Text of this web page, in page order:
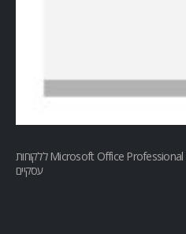
מיקרוסופט אופיס פרו Microsoft Office Professional 2019 / 2019 ללקוחות
עסקיים